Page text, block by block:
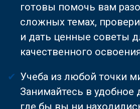
готовы помочь вам
сложных темах,
и дать ценные советы
качественного
Учеба из любой точки
Занимайтесь в удобное
где бы вы ни